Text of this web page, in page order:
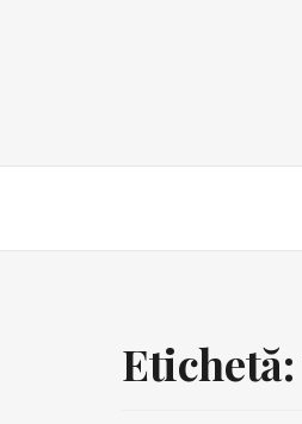
Etichetă: